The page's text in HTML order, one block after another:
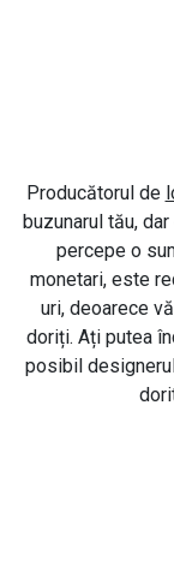
Producătorul de
buzunarul tău,
percepe o
monetari, este
uri, deoarece
doriți. Ați putea
posibil